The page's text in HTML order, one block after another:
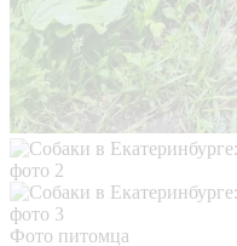
Фото питомца